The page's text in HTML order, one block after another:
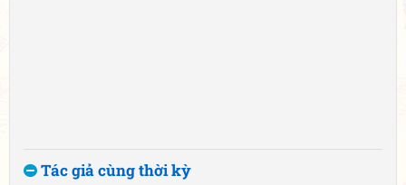
Tác giả cùng thời kỳ